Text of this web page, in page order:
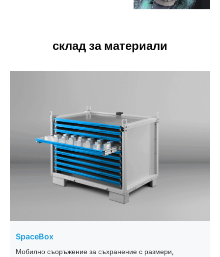
склад за материали
SpaceBox
Мобилно съоръжение за съхранение с размери,